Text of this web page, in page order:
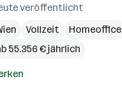
veröffentlicht
Vollzeit
Homeoffice
55.356 € jährlich